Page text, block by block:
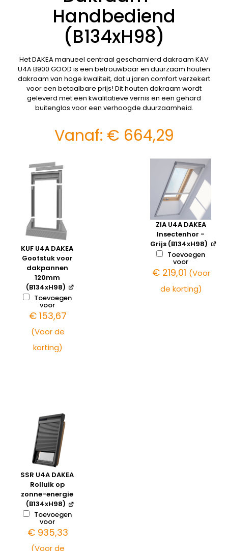
Handbediend
(B134xH98)
Het DAKEA manueel centraal gescharnierd dakraam KAV
U4A B900 GOOD is een betrouwbaar en duurzaam houten
dakraam van hoge kwaliteit, dat u jaren comfort verzekert
voor een betaalbare prijs! Dit houten dakraam wordt
geleverd met een kwalitatieve vernis en een gehard
buitenglas voor een verhoogde duurzaamheid.
Vanaf: € 664,29
KUF U4A DAKEA
Gootstuk voor
dakpannen
120mm
(B134xH98)
Toevoegen
voor
€153,67
(Voor de
korting)
ZIA U4A DAKEA
Insectenhor -
Grijs (B134xH98)
Toevoegen
voor
€ 219,01 (Voor
de korting)
SSR U4A DAKEA
Rolluik op
zonne-energie
(B134xH98)
Toevoegen
voor
€935,33
(Voor de